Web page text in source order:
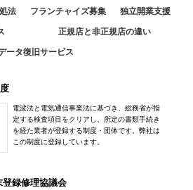
法 フランチャイズ募集 独立開業支援
正規店と非正規店の違い
ータ復旧サービス
電波法と電気通信事業法に基づき、総務省が指
定する検査項目をクリアし、所定の書類手続き
を経た業者が登録する制度・団体です。弊社は
この制度に登録しています。
録修理協議会